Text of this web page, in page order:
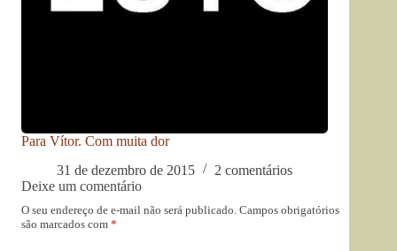
Para Vítor. Com muita dor
31 de dezembro de 2015
2 comentários
Deixe um comentário
O seu endereço de e-mail não será publicado. Campos obrigatórios
são marcados com *